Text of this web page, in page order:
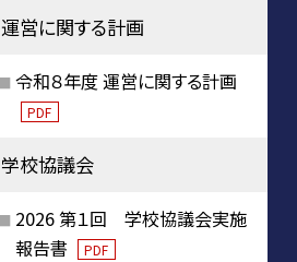
運営に関する計画
令和８年度 運営に関する計画
PDF
学校協議会
2026 第１回 学校協議会実施
報告書
PDF